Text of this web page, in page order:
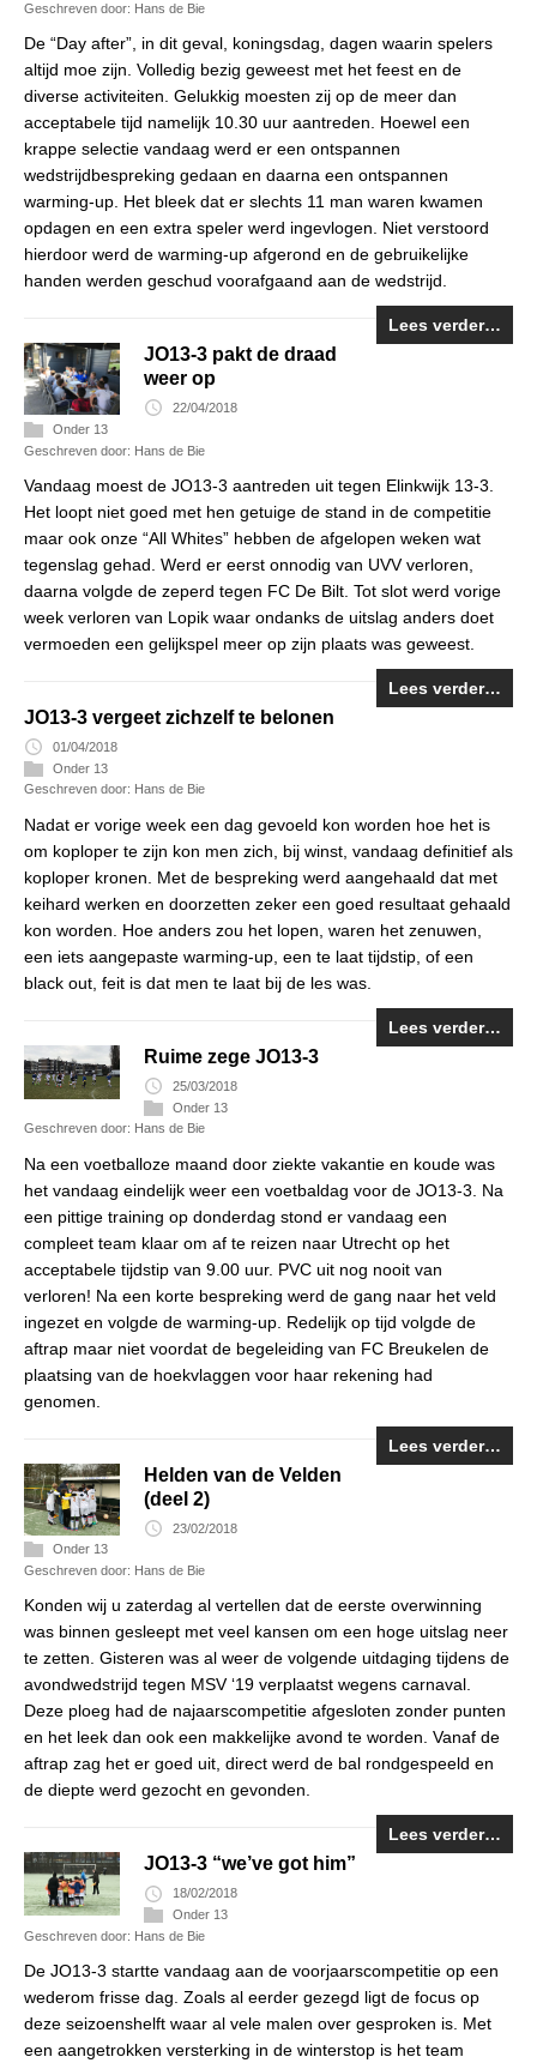
Geschreven door: Hans de Bie
De “Day after”, in dit geval, koningsdag, dagen waarin spelers
altijd moe zijn. Volledig bezig geweest met het feest en de
diverse activiteiten. Gelukkig moesten zij op de meer dan
acceptabele tijd namelijk 10.30 uur aantreden. Hoewel een
krappe selectie vandaag werd er een ontspannen
wedstrijdbespreking gedaan en daarna een ontspannen
warming-up. Het bleek dat er slechts 11 man waren kwamen
opdagen en een extra speler werd ingevlogen. Niet verstoord
hierdoor werd de warming-up afgerond en de gebruikelijke
handen werden geschud voorafgaand aan de wedstrijd.
Lees verder…
JO13-3 pakt de draad
weer op
22/04/2018
Onder 13
Geschreven door: Hans de Bie
Vandaag moest de JO13-3 aantreden uit tegen Elinkwijk 13-3.
Het loopt niet goed met hen getuige de stand in de competitie
maar ook onze “All Whites” hebben de afgelopen weken wat
tegenslag gehad. Werd er eerst onnodig van UVV verloren,
daarna volgde de zeperd tegen FC De Bilt. Tot slot werd vorige
week verloren van Lopik waar ondanks de uitslag anders doet
vermoeden een gelijkspel meer op zijn plaats was geweest.
Lees verder…
JO13-3 vergeet zichzelf te belonen
01/04/2018
Onder 13
Geschreven door: Hans de Bie
Nadat er vorige week een dag gevoeld kon worden hoe het is
om koploper te zijn kon men zich, bij winst, vandaag definitief als
koploper kronen. Met de bespreking werd aangehaald dat met
keihard werken en doorzetten zeker een goed resultaat gehaald
kon worden. Hoe anders zou het lopen, waren het zenuwen,
een iets aangepaste warming-up, een te laat tijdstip, of een
black out, feit is dat men te laat bij de les was.
Lees verder…
Ruime zege JO13-3
25/03/2018
Onder 13
Geschreven door: Hans de Bie
Na een voetballoze maand door ziekte vakantie en koude was
het vandaag eindelijk weer een voetbaldag voor de JO13-3. Na
een pittige training op donderdag stond er vandaag een
compleet team klaar om af te reizen naar Utrecht op het
acceptabele tijdstip van 9.00 uur. PVC uit nog nooit van
verloren! Na een korte bespreking werd de gang naar het veld
ingezet en volgde de warming-up. Redelijk op tijd volgde de
aftrap maar niet voordat de begeleiding van FC Breukelen de
plaatsing van de hoekvlaggen voor haar rekening had
genomen.
Lees verder…
Helden van de Velden
(deel 2)
23/02/2018
Onder 13
Geschreven door: Hans de Bie
Konden wij u zaterdag al vertellen dat de eerste overwinning
was binnen gesleept met veel kansen om een hoge uitslag neer
te zetten. Gisteren was al weer de volgende uitdaging tijdens de
avondwedstrijd tegen MSV ‘19 verplaatst wegens carnaval.
Deze ploeg had de najaarscompetitie afgesloten zonder punten
en het leek dan ook een makkelijke avond te worden. Vanaf de
aftrap zag het er goed uit, direct werd de bal rondgespeeld en
de diepte werd gezocht en gevonden.
Lees verder…
JO13-3 “we’ve got him”
18/02/2018
Onder 13
Geschreven door: Hans de Bie
De JO13-3 startte vandaag aan de voorjaarscompetitie op een
wederom frisse dag. Zoals al eerder gezegd ligt de focus op
deze seizoenshelft waar al vele malen over gesproken is. Met
een aangetrokken versterking in de winterstop is het team